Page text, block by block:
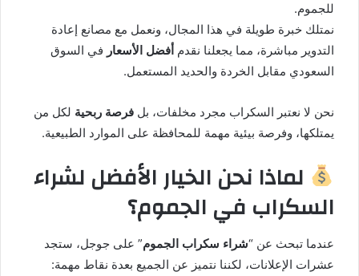
للجموم.
نمتلك خبرة طويلة في هذا المجال، ونعمل مع مصانع إعادة
التدوير مباشرة، مما يجعلنا نقدم أفضل الأسعار في السوق
السعودي مقابل الخردة والحديد المستعمل.
نحن لا نعتبر السكراب مجرد مخلفات، بل فرصة ربحية لكل من
يمتلكها، وفرصة بيئية مهمة للمحافظة على الموارد الطبيعية.
لماذا نحن الخيار الأفضل لشراء
السكراب في الجموم؟
عندما تبحث عن “شراء سكراب الجموم” على جوجل، ستجد
عشرات الإعلانات، لكننا نتميز عن الجميع بعدة نقاط مهمة: